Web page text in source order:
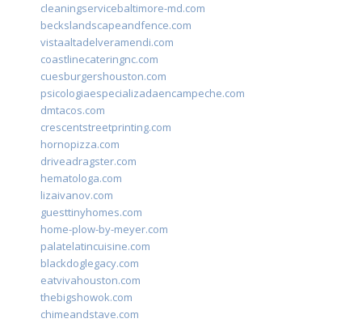
cleaningservicebaltimore-md.com
beckslandscapeandfence.com
vistaaltadelveramendi.com
coastlinecateringnc.com
cuesburgershouston.com
psicologiaespecializadaencampeche.com
dmtacos.com
crescentstreetprinting.com
hornopizza.com
driveadragster.com
hematologa.com
lizaivanov.com
guesttinyhomes.com
home-plow-by-meyer.com
palatelatincuisine.com
blackdoglegacy.com
eatvivahouston.com
thebigshowok.com
chimeandstave.com